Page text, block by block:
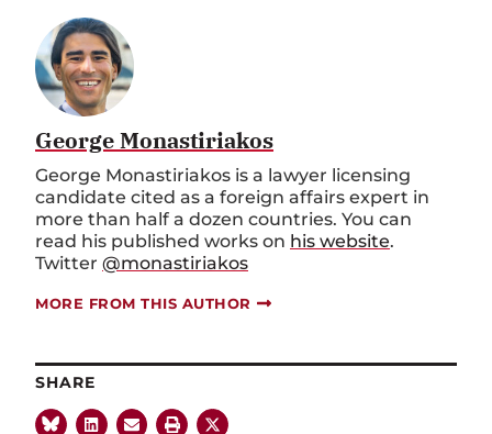
George Monastiriakos
George Monastiriakos is a lawyer licensing
candidate cited as a foreign affairs expert in
more than half a dozen countries. You can
read his published works on his website.
Twitter @monastiriakos
MORE FROM THIS AUTHOR
SHARE